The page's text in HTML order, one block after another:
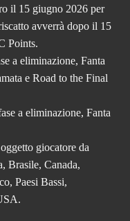
il 15 giugno 2026 per
avverrà dopo il 15
Points.
a eliminazione, Fanta
e Road to the Final
a eliminazione, Fanta
giocatore da
Brasile, Canada,
Paesi Bassi,